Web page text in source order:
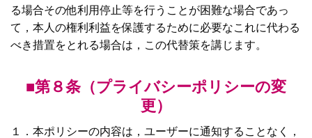
る場合その他利用停止等を行うことが困難な場合であっ
て，本人の権利利益を保護するために必要なこれに代わる
べき措置をとれる場合は，この代替策を講じます。
■第８条（プライバシーポリシーの変
更）
１．本ポリシーの内容は，ユーザーに通知することなく，